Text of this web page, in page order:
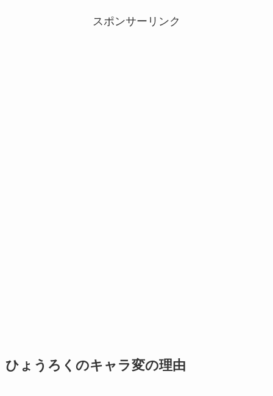
スポンサーリンク
ひょうろくのキャラ変の理由